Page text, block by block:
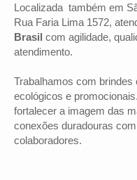
Localizada também em
Rua Faria Lima 1572,
Brasil com agilidade,
atendimento.
Trabalhamos com brindes
ecológicos e
fortalecer a imagem das
conexões duradouras
colaboradores.